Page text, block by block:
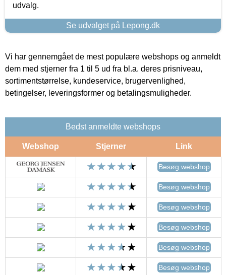
udvalg.
Se udvalget på Lepong.dk
Vi har gennemgået de mest populære webshops og anmeldt
dem med stjerner fra 1 til 5 ud fra bl.a. deres prisniveau,
sortimentstørrelse, kundeservice, brugervenlighed,
betingelser, leveringsformer og betalingsmuligheder.
Bedst anmeldte webshops
Webshop Stjerner Link
Besøg webshop
Besøg webshop
Besøg webshop
Besøg webshop
Besøg webshop
Besøg webshop